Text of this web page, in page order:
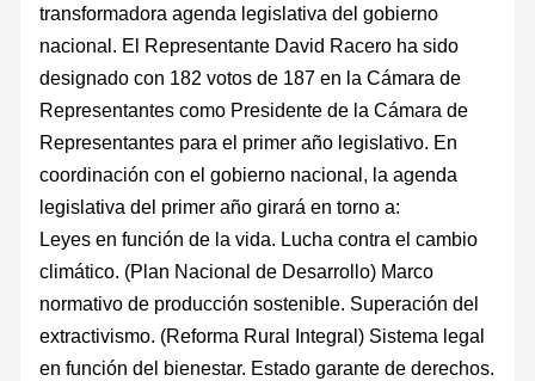
transformadora agenda legislativa del gobierno
nacional. El Representante David Racero ha sido
designado con 182 votos de 187 en la Cámara de
Representantes como Presidente de la Cámara de
Representantes para el primer año legislativo. En
coordinación con el gobierno nacional, la agenda
legislativa del primer año girará en torno a:
Leyes en función de la vida. Lucha contra el cambio
climático. (Plan Nacional de Desarrollo) Marco
normativo de producción sostenible. Superación del
extractivismo. (Reforma Rural Integral) Sistema legal
en función del bienestar. Estado garante de derechos.